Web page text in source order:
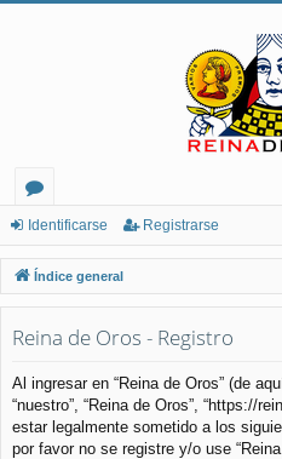
or
os
Identificarse Registrarse
Índice general
Reina de Oros - Registro
Al ingresar en “Reina de Oros” (de
“nuestro”, “Reina de Oros”, “https://
estar legalmente sometido a los
por favor no se registre y/o use